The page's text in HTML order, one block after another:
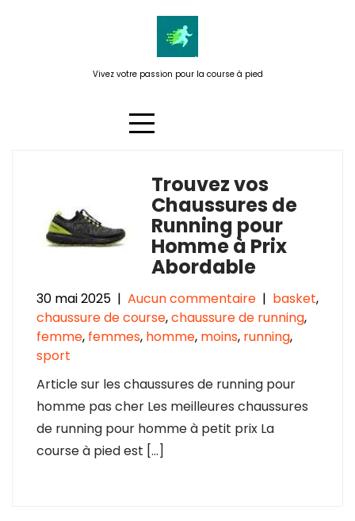
Vivez votre passion pour la course à pied
femmes
Trouvez vos
Chaussures de
Running pour
Homme à Prix
Abordable
30 mai 2025 | Aucun commentaire | basket,
chaussure de course,chaussure de running,
femme, femmes, homme, moins, running,
sport
Article sur les chaussures de running pour
homme pas cher Les meilleures chaussures
de running pour homme à petit prix La
course à pied est […]